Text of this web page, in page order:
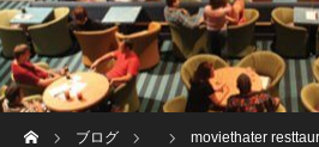
ブログ
moviethater